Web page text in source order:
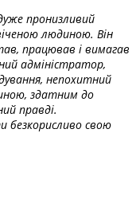
пронизливий
людиною. Він
працював і вимагав
адміністратор,
непохитний
здатним до
правді.
безкорисливо свою